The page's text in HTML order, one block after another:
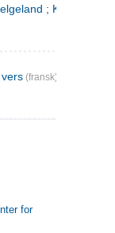
;
(fransk)
for